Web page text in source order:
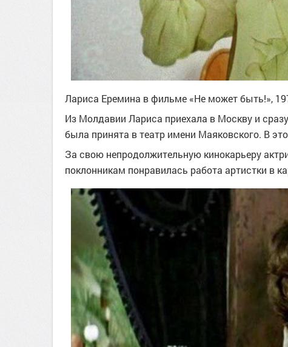
Лариса Еремина в фильме «Не может быть!»,
Из Молдавии Лариса приехала в Москву и
была принята в театр имени Маяковского. В
За свою непродолжительную кинокарьеру
поклонникам понравилась работа артистки в